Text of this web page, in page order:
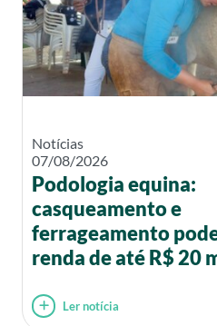
Notícias
07/08/2026
Podologia equina:
casqueamento e
ferrageamento
renda de até R$ 20
Ler notícia